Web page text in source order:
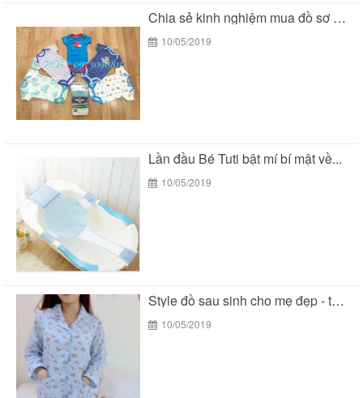
Chia sẻ kinh nghiệm mua đồ sơ sinh của...
10/05/2019
Lần đầu Bé Tuti bật mí bí mật về...
10/05/2019
Style đồ sau sinh cho mẹ đẹp - tiện...
10/05/2019